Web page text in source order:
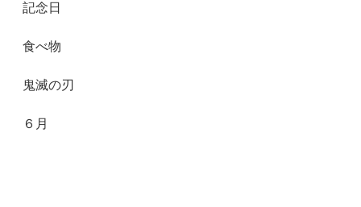
記念日
食べ物
鬼滅の刃
６月